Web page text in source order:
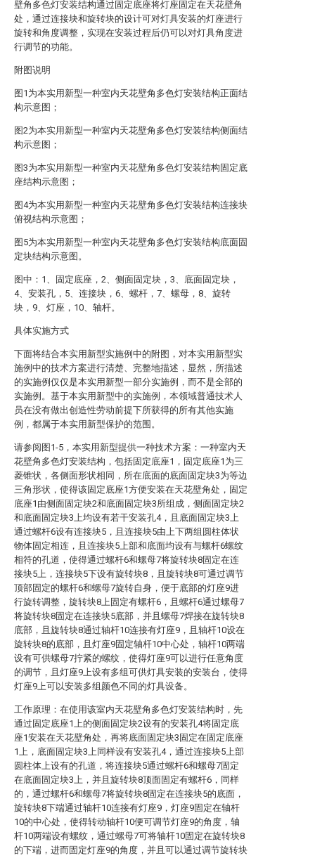
壁角多色灯安装结构通过固定底座将灯座固定在天花壁角
处，通过连接块和旋转块的设计可对灯具安装的灯座进行
旋转和角度调整，实现在安装过程后仍可以对灯具角度进
行调节的功能。
附图说明
图1为本实用新型一种室内天花壁角多色灯安装结构正面结
构示意图；
图2为本实用新型一种室内天花壁角多色灯安装结构侧面结
构示意图；
图3为本实用新型一种室内天花壁角多色灯安装结构固定底
座结构示意图；
图4为本实用新型一种室内天花壁角多色灯安装结构连接块
俯视结构示意图；
图5为本实用新型一种室内天花壁角多色灯安装结构底面固
定块结构示意图。
图中：1、固定底座，2、侧面固定块，3、底面固定块，
4、安装孔，5、连接块，6、螺杆，7、螺母，8、旋转
块，9、灯座，10、轴杆。
具体实施方式
下面将结合本实用新型实施例中的附图，对本实用新型实
施例中的技术方案进行清楚、完整地描述，显然，所描述
的实施例仅仅是本实用新型一部分实施例，而不是全部的
实施例。基于本实用新型中的实施例，本领域普通技术人
员在没有做出创造性劳动前提下所获得的所有其他实施
例，都属于本实用新型保护的范围。
请参阅图1-5，本实用新型提供一种技术方案：一种室内天
花壁角多色灯安装结构，包括固定底座1，固定底座1为三
菱锥状，各侧面形状相同，所在底面的底面固定块3为等边
三角形状，使得该固定底座1方便安装在天花壁角处，固定
底座1由侧面固定块2和底面固定块3所组成，侧面固定块2
和底面固定块3上均设有若干安装孔4，且底面固定块3上
通过螺杆6设有连接块5，且连接块5由上下两组圆柱体状
物体固定相连，且连接块5上部和底面均设有与螺杆6螺纹
相符的孔道，使得通过螺杆6和螺母7将旋转块8固定在连
接块5上，连接块5下设有旋转块8，且旋转块8可通过调节
顶部固定的螺杆6和螺母7旋转自身，便于底部的灯座9进
行旋转调整，旋转块8上固定有螺杆6，且螺杆6通过螺母7
将旋转块8固定在连接块5底部，并且螺母7焊接在旋转块8
底部，且旋转块8通过轴杆10连接有灯座9，且轴杆10设在
旋转块8的底部，且灯座9固定轴杆10中心处，轴杆10两端
设有可供螺母7拧紧的螺纹，使得灯座9可以进行任意角度
的调节，且灯座9上设有多组可供灯具安装的安装台，使得
灯座9上可以安装多组颜色不同的灯具设备。
工作原理：在使用该室内天花壁角多色灯安装结构时，先
通过固定底座1上的侧面固定块2设有的安装孔4将固定底
座1安装在天花壁角处，再将底面固定块3固定在固定底座
1上，底面固定块3上同样设有安装孔4，通过连接块5上部
圆柱体上设有的孔道，将连接块5通过螺杆6和螺母7固定
在底面固定块3上，并且旋转块8顶面固定有螺杆6，同样
的，通过螺杆6和螺母7将旋转块8固定在连接块5的底面，
旋转块8下端通过轴杆10连接有灯座9，灯座9固定在轴杆
10的中心处，使得转动轴杆10便可调节灯座9的角度，轴
杆10两端设有螺纹，通过螺母7可将轴杆10固定在旋转块8
的下端，进而固定灯座9的角度，并且可以通过调节旋转块